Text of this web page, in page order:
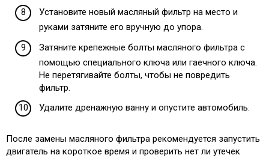
Установите новый масляный фильтр на место и
руками затяните его вручную до упора.
Затяните крепежные болты масляного фильтра с
помощью специального ключа или гаечного ключа.
Не перетягивайте болты, чтобы не повредить
фильтр.
Удалите дренажную ванну и опустите автомобиль.
После замены масляного фильтра рекомендуется запустить
двигатель на короткое время и проверить нет ли утечек